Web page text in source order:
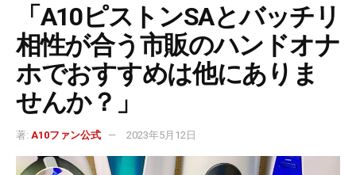
「A10ピストンSAとバッチリ
相性が合う市販のハンドオナ
ホでおすすめは他にありま
せんか？」
著: A10ファン公式 2023年5月12日